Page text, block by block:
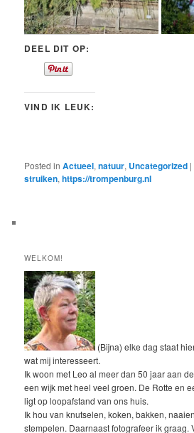
DEEL DIT OP:
VIND IK LEUK:
Posted in Actueel,natuur, Uncategorized |
struiken,https://trompenburg.nl
WELKOM!
(Bijna) elke dag staat
wat mij interesseert.
Ik woon met Leo al meer dan 50 jaar aan
een wijk met heel veel groen. De Rotte en
ligt op loopafstand van ons huis.
Ik hou van knutselen, koken, bakken,
stempelen. Daarnaast fotografeer ik graag.